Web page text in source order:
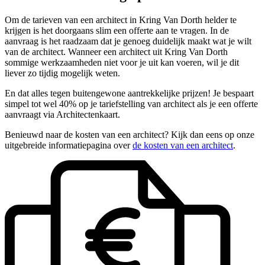
Om de tarieven van een architect in Kring Van Dorth helder te
krijgen is het doorgaans slim een offerte aan te vragen. In de
aanvraag is het raadzaam dat je genoeg duidelijk maakt wat je wilt
van de architect. Wanneer een architect uit Kring Van Dorth
sommige werkzaamheden niet voor je uit kan voeren, wil je dit
liever zo tijdig mogelijk weten.
En dat alles tegen buitengewone aantrekkelijke prijzen! Je bespaart
simpel tot wel 40% op je tariefstelling van architect als je een offerte
aanvraagt via Architectenkaart.
Benieuwd naar de kosten van een architect? Kijk dan eens op onze
uitgebreide informatiepagina overde kosten van een architect.